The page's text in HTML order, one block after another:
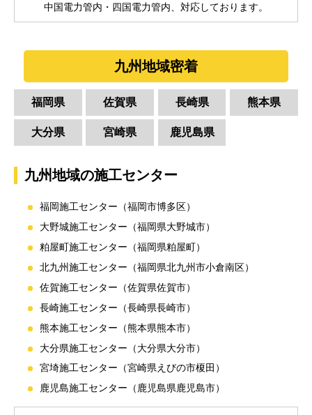
中国電力管内・四国電力管内、対応しております。
九州地域密着
福岡県 佐賀県 長崎県 熊本県
大分県 宮崎県 鹿児島県
九州地域の施工センター
福岡施工センター（福岡市博多区）
大野城施工センター（福岡県大野城市）
粕屋町施工センター（福岡県粕屋町）
北九州施工センター（福岡県北九州市小倉南区）
佐賀施工センター（佐賀県佐賀市）
長崎施工センター（長崎県長崎市）
熊本施工センター（熊本県熊本市）
大分県施工センター（大分県大分市）
宮埼施工センター（宮崎県えびの市榎田）
鹿児島施工センター（鹿児島県鹿児島市）